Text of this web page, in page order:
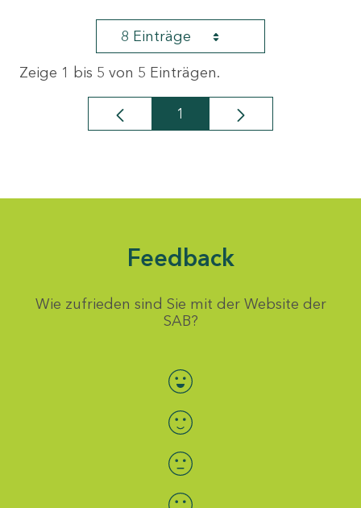
8 Einträge
Zeige 1 bis 5 von 5 Einträgen.
Seite
1
Feedback
Wie zufrieden sind Sie mit der Website der
SAB?
Bewertung auswählen